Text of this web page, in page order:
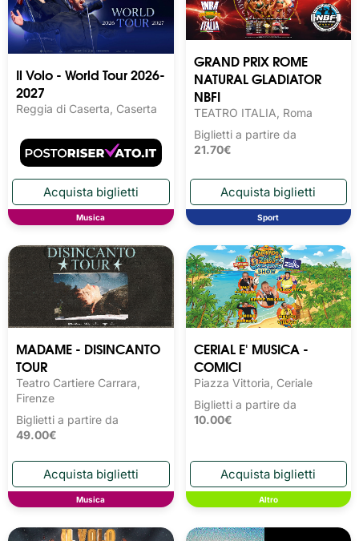
Il Volo - World Tour 2026-
2027
Reggia di Caserta, Caserta
Musica
GRAND PRIX ROME
NATURAL GLADIATOR
NBFI
TEATRO ITALIA, Roma
Biglietti a partire da
21.70€
Sport
MADAME - DISINCANTO
TOUR
Teatro Cartiere Carrara,
Firenze
Biglietti a partire da
49.00€
Musica
CERIAL E' MUSICA -
COMICI
Piazza Vittoria, Ceriale
Biglietti a partire da
10.00€
Altro